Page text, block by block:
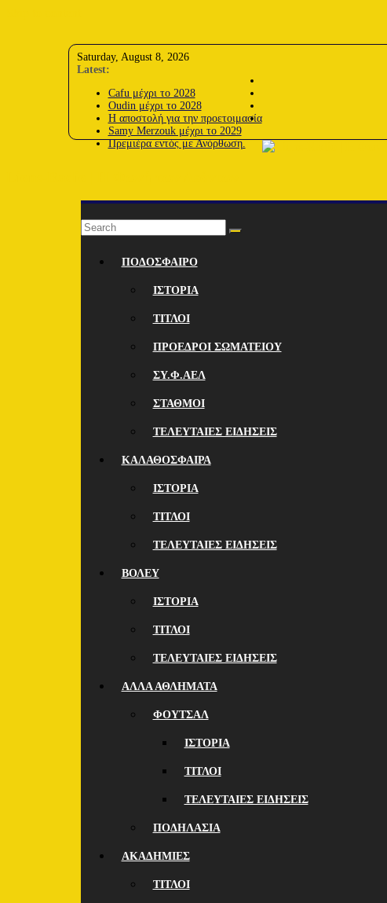
Saturday, August 8, 2026
Latest:
Cafu μέχρι το 2028
Oudin μέχρι το 2028
Η αποστολή για την προετοιμασία
Samy Merzouk μέχρι το 2029
Πρεμιέρα εντός με Ανόρθωση.
ΠΟΔΟΣΦΑΙΡΟ
ΙΣΤΟΡΙΑ
ΤΙΤΛΟΙ
ΠΡΟΕΔΡΟΙ ΣΩΜΑΤΕΙΟΥ
ΣΥ.Φ.ΑΕΛ
ΣΤΑΘΜΟΙ
ΤΕΛΕΥΤΑΙΕΣ ΕΙΔΗΣΕΙΣ
ΚΑΛΑΘΟΣΦΑΙΡΑ
ΙΣΤΟΡΙΑ
ΤΙΤΛΟΙ
ΤΕΛΕΥΤΑΙΕΣ ΕΙΔΗΣΕΙΣ
ΒΟΛΕΥ
ΙΣΤΟΡΙΑ
ΤΙΤΛΟΙ
ΤΕΛΕΥΤΑΙΕΣ ΕΙΔΗΣΕΙΣ
ΑΛΛΑ ΑΘΛΗΜΑΤΑ
ΦΟΥΤΣΑΛ
ΙΣΤΟΡΙΑ
ΤΙΤΛΟΙ
ΤΕΛΕΥΤΑΙΕΣ ΕΙΔΗΣΕΙΣ
ΠΟΔΗΛΑΣΙΑ
ΑΚΑΔΗΜΙΕΣ
ΤΙΤΛΟΙ